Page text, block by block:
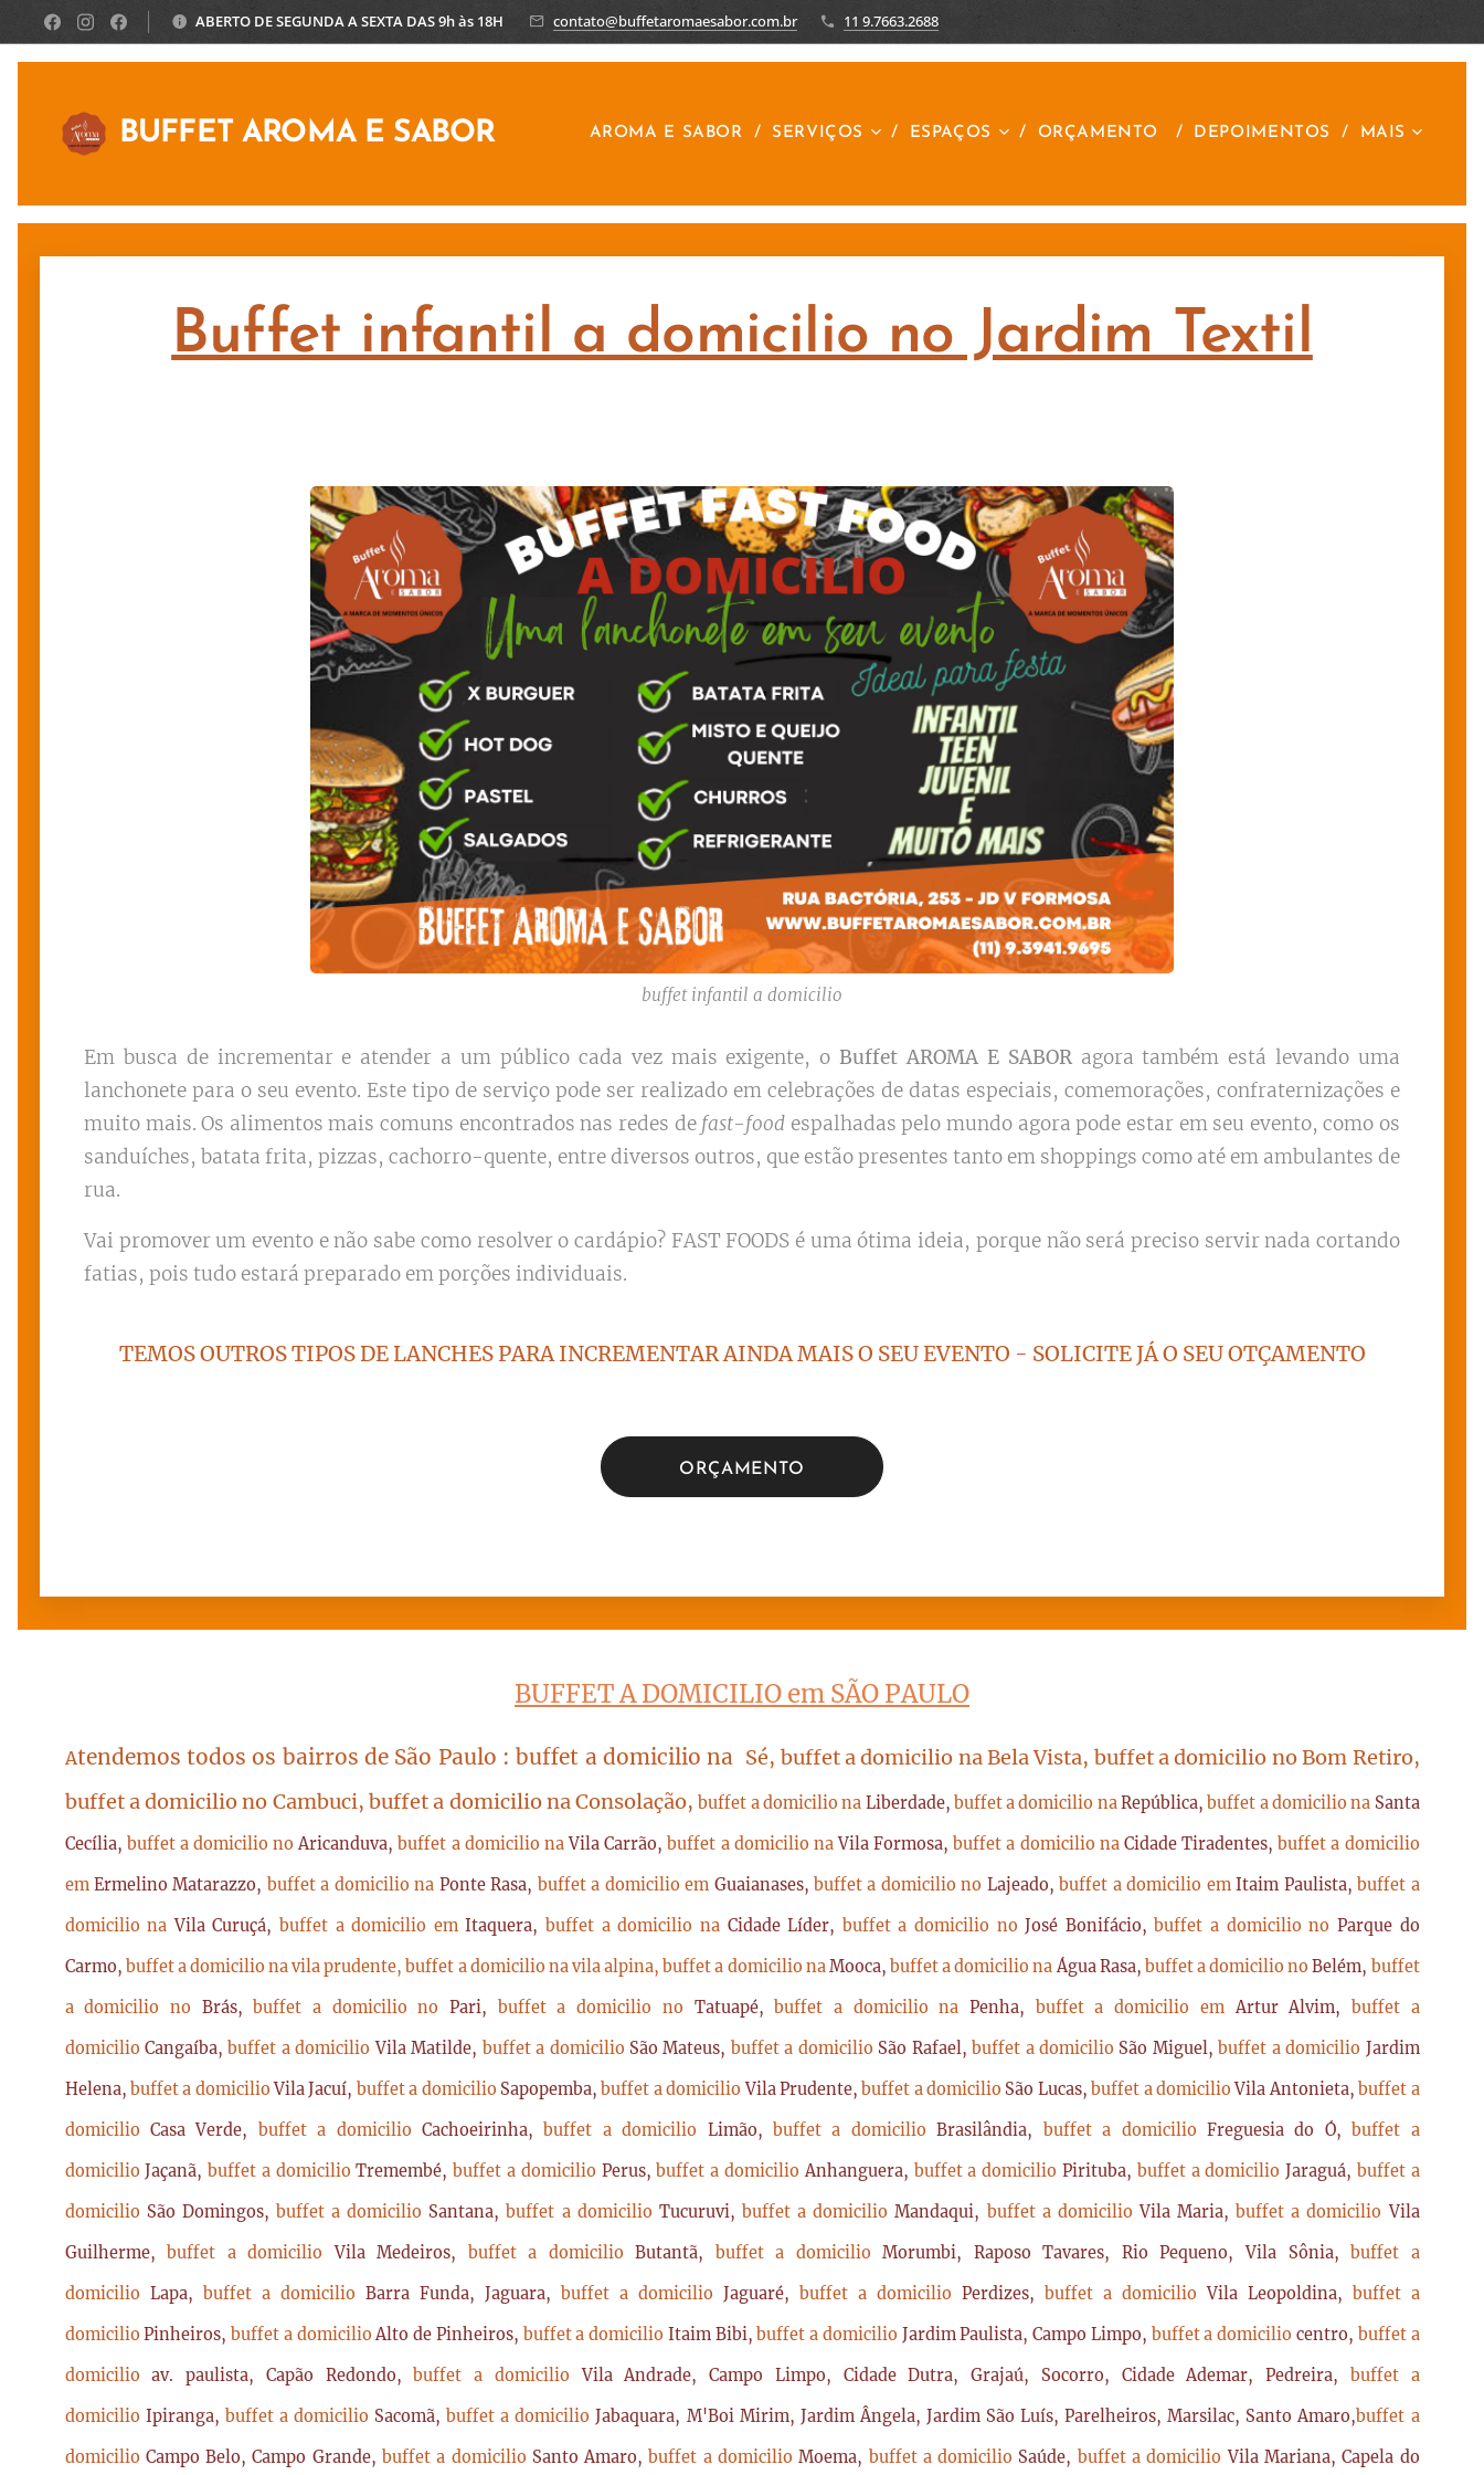
ABERTO DE SEGUNDA A SEXTA DAS 9h às 18H contato@buffetaromaesabor.com.br 11 9.7663.2688
BUFFET AROMA E SABOR AROMA E SABOR SERVIÇOS ESPAÇOS ORÇAMENTO DEPOIMENTOS MAIS
Buffet infantil a domicilio no Jardim Textil
buffet infantil a domicilio
Em busca de incrementar e atender a um público cada vez mais exigente, oBuffet AROMA E SABORagora também está levando uma
lanchonete para o seu evento. Este tipo de serviço pode ser realizado em celebrações de datas especiais, comemorações, confraternizações e
muito mais. Os alimentos mais comuns encontrados nas redes de fast-food espalhadas pelo mundo agora pode estar em seu evento, como os
sanduíches, batata frita, pizzas, cachorro-quente, entre diversos outros, que estão presentes tanto em shoppings como até em ambulantes de
rua.
Vai promover um evento e não sabe como resolver o cardápio? FAST FOODS é uma ótima ideia, porque não será preciso servir nada cortando
fatias, pois tudo estará preparado em porções individuais.
TEMOS OUTROS TIPOS DE LANCHES PARA INCREMENTAR AINDA MAIS O SEU EVENTO - SOLICITE JÁ O SEU OTÇAMENTO
ORÇAMENTO
BUFFET A DOMICILIO em SÃO PAULO
Atendemos todos os bairros de São Paulo : buffet a domicilio na Sé, buffet a domicilio na Bela Vista, buffet a domicilio no Bom Retiro,
buffet a domicilio no Cambuci, buffet a domicilio na Consolação,buffet a domicilio na Liberdade, buffet a domicilio naRepública,buffet a domicilio na Santa
Cecília, buffet a domicilio noAricanduva,buffet a domicilio naVila Carrão,buffet a domicilio naVila Formosa,buffet a domicilio na Cidade Tiradentes,buffet a domicilio
em Ermelino Matarazzo, buffet a domicilio na Ponte Rasa, buffet a domicilio em Guaianases,buffet a domicilio no Lajeado,buffet a domicilio emItaim Paulista,buffet a
domicilio naVila Curuçá, buffet a domicilio emItaquera,buffet a domicilio na Cidade Líder, buffet a domicilio noJosé Bonifácio,buffet a domicilio no Parque do
Carmo, buffet a domicilio na vila prudente,buffet a domicilio na vila alpina, buffet a domicilio naMooca,buffet a domicilio naÁgua Rasa, buffet a domicilio noBelém, buffet
a domicilio no Brás,buffet a domicilio noPari, buffet a domicilio no Tatuapé,buffet a domicilio naPenha, buffet a domicilio emArtur Alvim, buffet a
domicilio Cangaíba,buffet a domicilioVila Matilde, buffet a domicilio São Mateus, buffet a domicilio São Rafael,buffet a domicilio São Miguel,buffet a domicilio Jardim
Helena, buffet a domicilioVila Jacuí, buffet a domicilio Sapopemba,buffet a domicilioVila Prudente,buffet a domicilio São Lucas,buffet a domicilioVila Antonieta,buffet a
domicilio Casa Verde, buffet a domicilio Cachoeirinha,buffet a domicilio Limão,buffet a domicilioBrasilândia, buffet a domicilio Freguesia do Ó,buffet a
domicilioJaçanã,buffet a domicilioTremembé,buffet a domicilio Perus,buffet a domicilioAnhanguera, buffet a domicilio Pirituba, buffet a domicilioJaraguá, buffet a
domicilio São Domingos, buffet a domicilio Santana,buffet a domicilio Tucuruvi, buffet a domicilioMandaqui, buffet a domicilioVila Maria,buffet a domicilioVila
Guilherme,buffet a domicilioVila Medeiros, buffet a domicilioButantã, buffet a domicilioMorumbi, Raposo Tavares, Rio Pequeno, Vila Sônia,buffet a
domicilio Lapa, buffet a domicilio Barra Funda, Jaguara, buffet a domicilio Jaguaré, buffet a domicilio Perdizes, buffet a domicilioVila Leopoldina, buffet a
domicilioPinheiros,buffet a domicilioAlto de Pinheiros, buffet a domicilio Itaim Bibi,buffet a domicilio Jardim Paulista, Campo Limpo, buffet a domiciliocentro, buffet a
domicilioav. paulista, Capão Redondo,buffet a domicilioVila Andrade, Campo Limpo, Cidade Dutra, Grajaú, Socorro, Cidade Ademar, Pedreira, buffet a
domicilio Ipiranga, buffet a domicilio Sacomã,buffet a domicilioJabaquara, M'Boi Mirim, Jardim Ângela, Jardim São Luís, Parelheiros, Marsilac, Santo Amaro,buffet a
domicilio Campo Belo, Campo Grande, buffet a domicilio Santo Amaro,buffet a domicilioMoema, buffet a domicilio Saúde, buffet a domicilioVila Mariana, Capela do